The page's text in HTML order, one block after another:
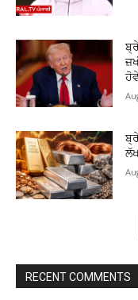
RECENT COMMENTS